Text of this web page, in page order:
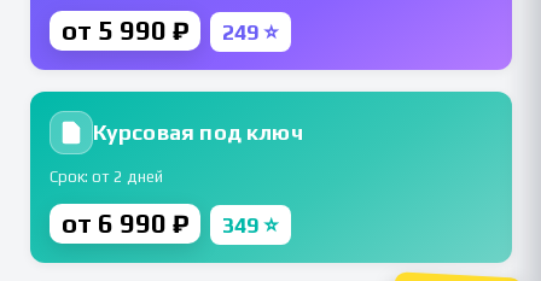
от 5 990 ₽ 249 ⭐
Курсовая под ключ
Срок: от 2 дней
от 6 990 ₽ 349 ⭐